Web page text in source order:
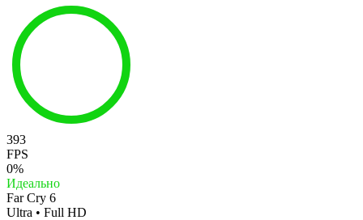
393
FPS
0%
Идеально
Far Cry 6
Ultra • Full HD